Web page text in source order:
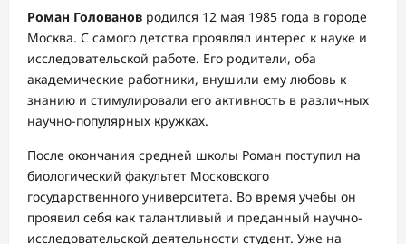
Роман Голованов родился 12 мая 1985 года в городе
Москва. С самого детства проявлял интерес к науке и
исследовательской работе. Его родители, оба
академические работники, внушили ему любовь к
знанию и стимулировали его активность в различных
научно-популярных кружках.
После окончания средней школы Роман поступил на
биологический факультет Московского
государственного университета. Во время учебы он
проявил себя как талантливый и преданный научно-
исследовательской деятельности студент. Уже на